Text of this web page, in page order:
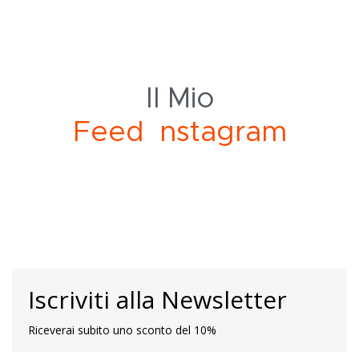
Il Mio
Feed nstagram
Iscriviti alla Newsletter
Riceverai subito uno sconto del 10%